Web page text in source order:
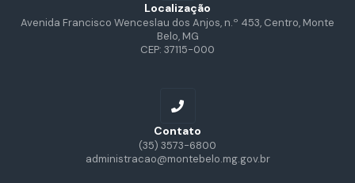
Localização
Avenida Francisco Wenceslau dos Anjos, n.º 453, Centro, Monte
Belo, MG
CEP: 37115-000
Contato
(35) 3573-6800
administracao@montebelo.mg.gov.br